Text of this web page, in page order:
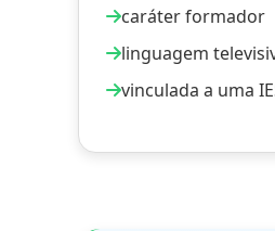
caráter formador
linguagem
vinculada a uma